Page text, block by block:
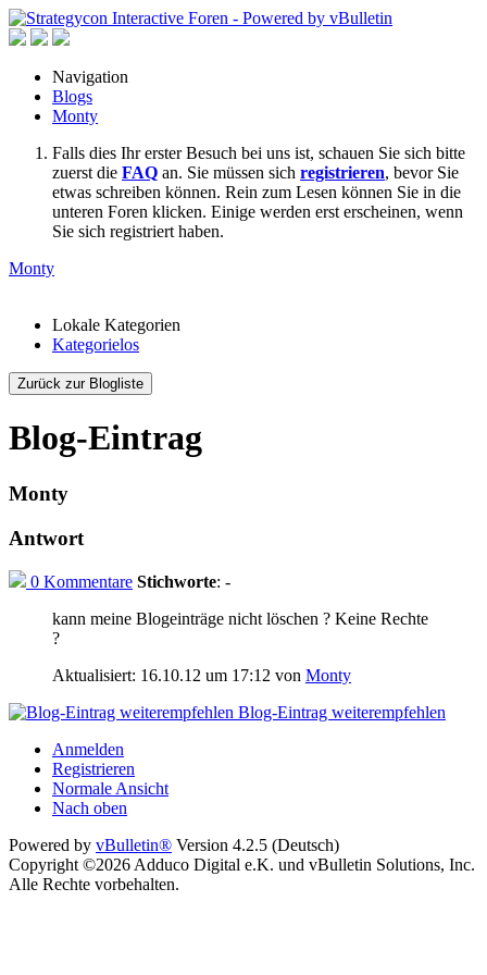
Navigation
Blogs
Monty
Falls dies Ihr erster Besuch bei uns ist, schauen Sie sich bitte
zuerst die FAQ an. Sie müssen sich registrieren, bevor Sie
etwas schreiben können. Rein zum Lesen können Sie in die
unteren Foren klicken. Einige werden erst erscheinen, wenn
Sie sich registriert haben.
Monty
Lokale Kategorien
Kategorielos
Zurück zur Blogliste
Blog-Eintrag
Monty
Antwort
0 Kommentare Stichworte: -
kann meine Blogeinträge nicht löschen ? Keine Rechte
?
Aktualisiert: 16.10.12 um 17:12 von Monty
Blog-Eintrag weiterempfehlen
Anmelden
Registrieren
Normale Ansicht
Nach oben
Powered by vBulletin® Version 4.2.5 (Deutsch)
Copyright ©2026 Adduco Digital e.K. und vBulletin Solutions, Inc.
Alle Rechte vorbehalten.